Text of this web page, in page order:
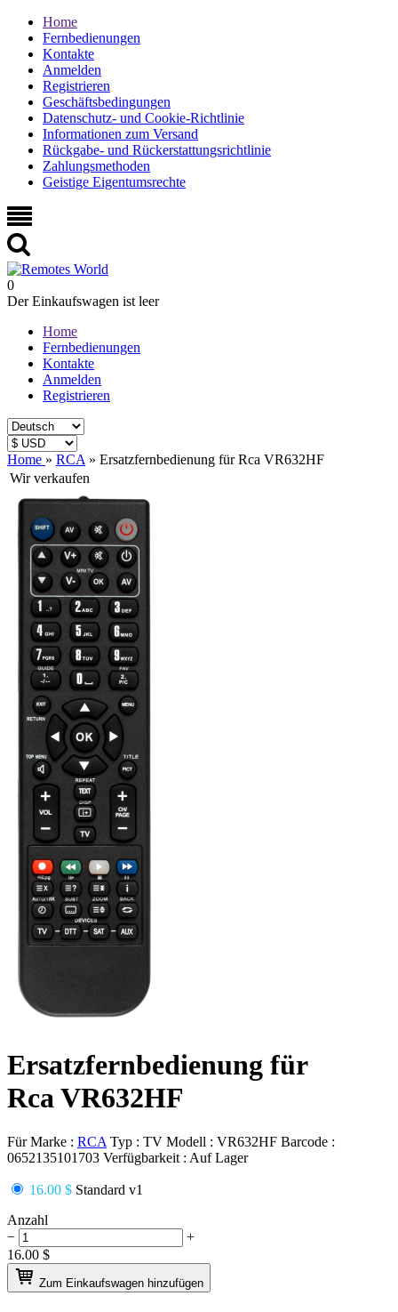
Home
Fernbedienungen
Kontakte
Anmelden
Registrieren
Geschäftsbedingungen
Datenschutz- und Cookie-Richtlinie
Informationen zum Versand
Rückgabe- und Rückerstattungsrichtlinie
Zahlungsmethoden
Geistige Eigentumsrechte
0
Der Einkaufswagen ist leer
Home
Fernbedienungen
Kontakte
Anmelden
Registrieren
Home » RCA » Ersatzfernbedienung für Rca VR632HF
Wir verkaufen
Ersatzfernbedienung für
Rca VR632HF
Für Marke : RCA Typ : TV Modell : VR632HF Barcode :
0652135101703 Verfügbarkeit : Auf Lager
16.00 $ Standard v1
Anzahl
−
+
16.00 $
Zum Einkaufswagen hinzufügen